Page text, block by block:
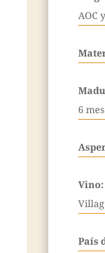
AOC
6
Vino:
País